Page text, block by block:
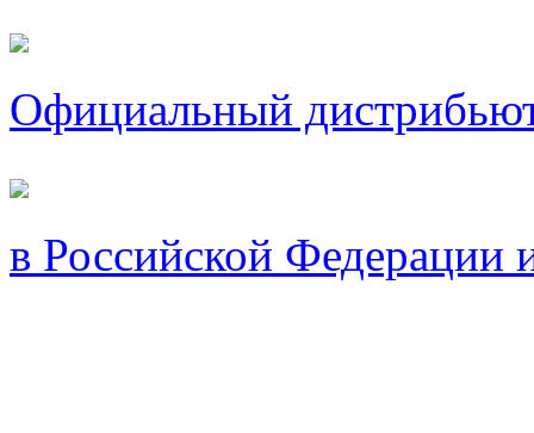
Официальный
в Российской Федерации